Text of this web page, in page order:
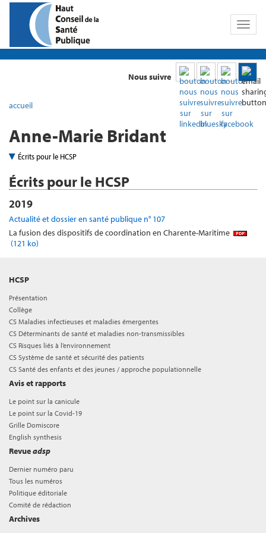
Toggle
Nous suivre
accueil
Anne-Marie Bridant
Écrits pour le HCSP
Écrits pour le HCSP
2019
Actualité et dossier en santé publique n° 107
La fusion des dispositifs de coordination en Charente-Maritime
(121 ko)
HCSP
Présentation
Collège
CS Maladies infectieuses et maladies émergentes
CS Déterminants de santé et maladies non-transmissibles
CS Risques liés à l’environnement
CS Système de santé et sécurité des patients
CS Santé des enfants et des jeunes / approche populationnelle
Avis et rapports
Le point sur la canicule
Le point sur la Covid-19
Grille Domiscore
English synthesis
Revueadsp
Dernier numéro paru
Tous les numéros
Politique éditoriale
Comité de rédaction
Archives